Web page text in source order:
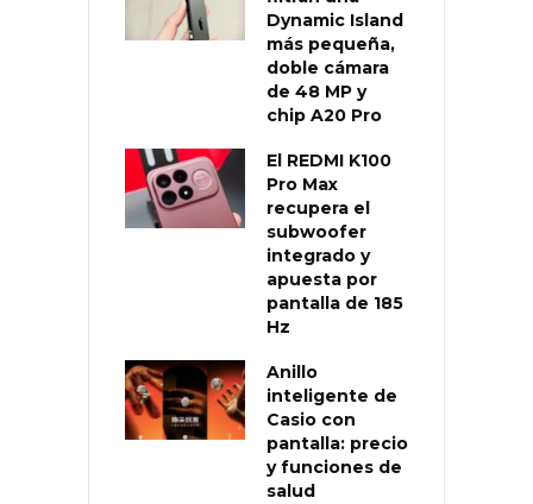
Dynamic Island
más pequeña,
doble cámara
de 48 MP y
chip A20 Pro
El REDMI K100
Pro Max
recupera el
subwoofer
integrado y
apuesta por
pantalla de 185
Hz
Anillo
inteligente de
Casio con
pantalla: precio
y funciones de
salud